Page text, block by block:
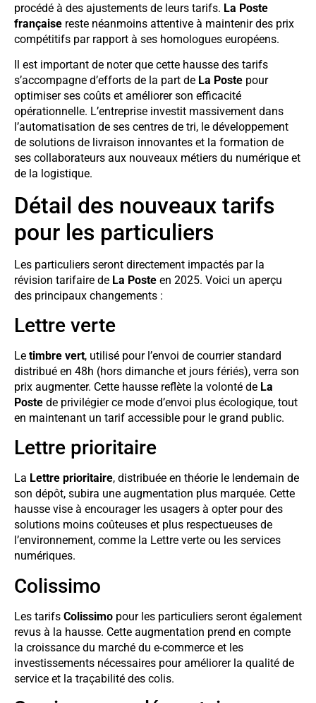
procédé à des ajustements de leurs tarifs. La Poste
française reste néanmoins attentive à maintenir des prix
compétitifs par rapport à ses homologues européens.
Il est important de noter que cette hausse des tarifs
s’accompagne d’efforts de la part de La Poste pour
optimiser ses coûts et améliorer son efficacité
opérationnelle. L’entreprise investit massivement dans
l’automatisation de ses centres de tri, le développement
de solutions de livraison innovantes et la formation de
ses collaborateurs aux nouveaux métiers du numérique et
de la logistique.
Détail des nouveaux tarifs
pour les particuliers
Les particuliers seront directement impactés par la
révision tarifaire de La Poste en 2025. Voici un aperçu
des principaux changements :
Lettre verte
Le timbre vert, utilisé pour l’envoi de courrier standard
distribué en 48h (hors dimanche et jours fériés), verra son
prix augmenter. Cette hausse reflète la volonté de La
Poste de privilégier ce mode d’envoi plus écologique, tout
en maintenant un tarif accessible pour le grand public.
Lettre prioritaire
La Lettre prioritaire, distribuée en théorie le lendemain de
son dépôt, subira une augmentation plus marquée. Cette
hausse vise à encourager les usagers à opter pour des
solutions moins coûteuses et plus respectueuses de
l’environnement, comme la Lettre verte ou les services
numériques.
Colissimo
Les tarifs Colissimo pour les particuliers seront également
revus à la hausse. Cette augmentation prend en compte
la croissance du marché du e-commerce et les
investissements nécessaires pour améliorer la qualité de
service et la traçabilité des colis.